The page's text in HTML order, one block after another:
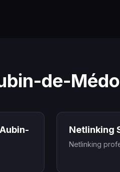
de-
Netlinking
Netlinking